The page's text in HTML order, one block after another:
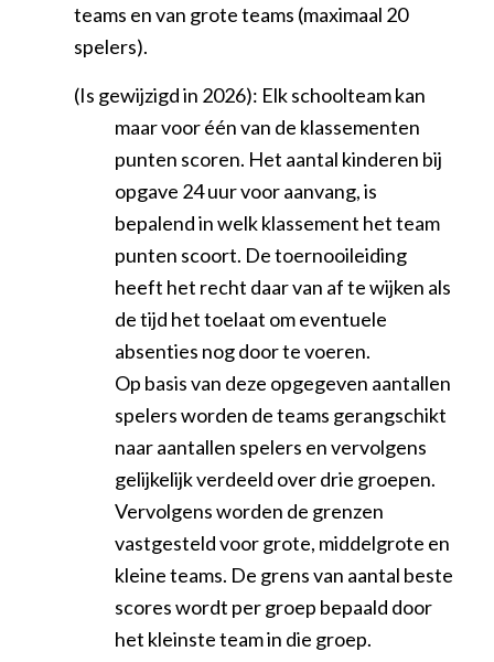
teams en van grote teams (maximaal 20
spelers).
(Is gewijzigd in 2026): Elk schoolteam kan
maar voor één van de klassementen
punten scoren. Het aantal kinderen bij
opgave 24 uur voor aanvang, is
bepalend in welk klassement het team
punten scoort. De toernooileiding
heeft het recht daar van af te wijken als
de tijd het toelaat om eventuele
absenties nog door te voeren.
Op basis van deze opgegeven aantallen
spelers worden de teams gerangschikt
naar aantallen spelers en vervolgens
gelijkelijk verdeeld over drie groepen.
Vervolgens worden de grenzen
vastgesteld voor grote, middelgrote en
kleine teams. De grens van aantal beste
scores wordt per groep bepaald door
het kleinste team in die groep.